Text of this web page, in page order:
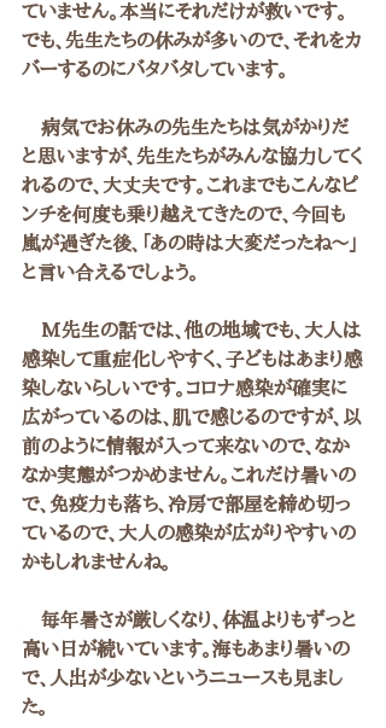
ていません。本当にそれだけが救いです。
でも、先生たちの休みが多いので、それをカ
バーするのにバタバタしています。
病気でお休みの先生たちは気がかりだ
と思いますが、先生たちがみんな協力してく
れるので、大丈夫です。これまでもこんなピ
ンチを何度も乗り越えてきたので、今回も
嵐が過ぎた後、「あの時は大変だったね～」
と言い合えるでしょう。
M先生の話では、他の地域でも、大人は
感染して重症化しやすく、子どもはあまり感
染しないらしいです。コロナ感染が確実に
広がっているのは、肌で感じるのですが、以
前のように情報が入って来ないので、なか
なか実態がつかめません。これだけ暑いの
で、免疫力も落ち、冷房で部屋を締め切っ
ているので、大人の感染が広がりやすいの
かもしれませんね。
毎年暑さが厳しくなり、体温よりもずっと
高い日が続いています。海もあまり暑いの
で、人出が少ないというニュースも見まし
た。